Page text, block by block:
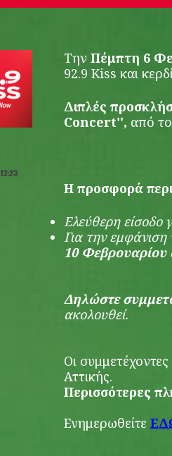
Την Πέμπτη 6
92.9 Kiss και
Διπλές
Concert'', από
H προσφορά
Eλεύθερη είσοδο
Για την εμφάνιση
10 Φεβρουαρίου
Δηλώστε
ακολουθεί.
Οι συμμετέχοντες
Αττικής.
Περισσότερες
Ενημερωθείτε